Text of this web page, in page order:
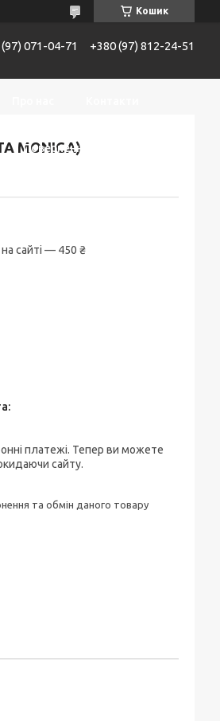
Кошик
071-04-71 +380 (97) 812-24-51
Повернення та обмін
MONICA)
сайті — 450 ₴
платежі. Тепер ви можете
сайту.